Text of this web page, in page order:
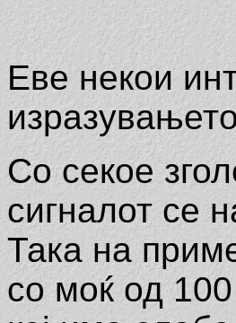
Еве некои
Со секое
сигналот се
Така на
со моќ од